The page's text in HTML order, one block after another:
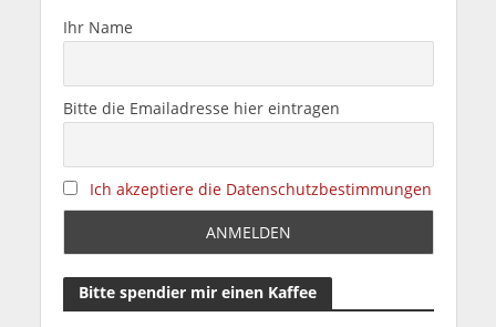
Ihr Name
Bitte die Emailadresse hier eintragen
Ich akzeptiere die Datenschutzbestimmungen
Bitte spendier mir einen Kaffee